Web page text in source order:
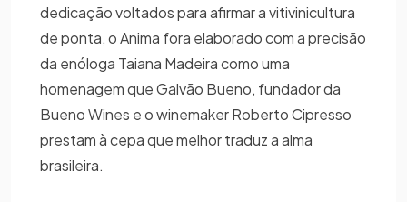
dedicação voltados para afirmar a vitivinicultura
de ponta, o Anima fora elaborado com a precisão
da enóloga Taiana Madeira como uma
homenagem que Galvão Bueno, fundador da
Bueno Wines e o winemaker Roberto Cipresso
prestam à cepa que melhor traduz a alma
brasileira.